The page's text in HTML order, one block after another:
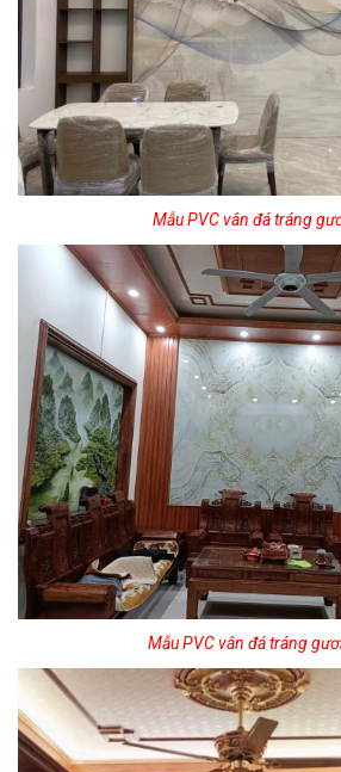
Mẫu PVC vân đá tráng
Mẫu PVC vân đá tráng